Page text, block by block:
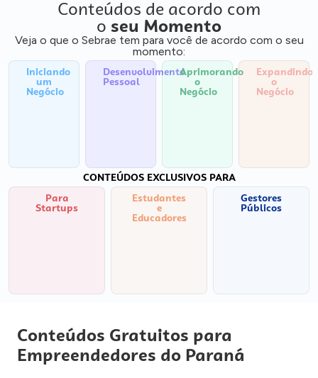
Conteúdos de acordo com
o seu Momento
Veja o que o Sebrae tem para você de acordo com o seu
momento:
Iniciando
um
Negócio
Desenvolvimento
Pessoal
Aprimorando
o
Negócio
Expandindo
o
Negócio
CONTEÚDOS EXCLUSIVOS PARA
Para
Startups
Estudantes
e
Educadores
Gestores
Públicos
Conteúdos Gratuitos para
Empreendedores do Paraná